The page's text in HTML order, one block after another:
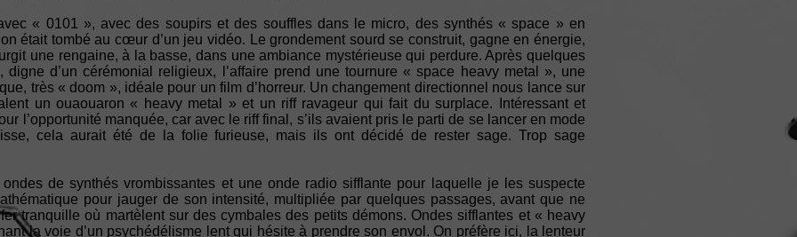
« 0101 », avec des soupirs et des souffles dans le micro, des synthés « space » en
était tombé au cœur d’un jeu vidéo. Le grondement sourd se construit, gagne en énergie,
une rengaine, à la basse, dans une ambiance mystérieuse qui perdure. Après quelques
d’un cérémonial religieux, l’affaire prend une tournure « space heavy metal », une
très « doom », idéale pour un film d’horreur. Un changement directionnel nous lance sur
un ouaouaron « heavy metal » et un riff ravageur qui fait du surplace. Intéressant et
l’opportunité manquée, car avec le riff final, s’ils avaient pris le parti de se lancer en mode
cela aurait été de la folie furieuse, mais ils ont décidé de rester sage. Trop sage
de synthés vrombissantes et une onde radio sifflante pour laquelle je les suspecte
pour jauger de son intensité, multipliée par quelques passages, avant que ne
tranquille où martèlent sur des cymbales des petits démons. Ondes sifflantes et « heavy
la voie d’un psychédélisme lent qui hésite à prendre son envol. On préfère ici, la lenteur